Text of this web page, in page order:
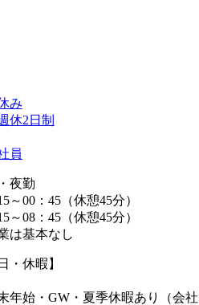
み
休2日制
員
夜勤
～00：45（休憩45分）
～08：45（休憩45分）
は基本なし
・休暇】
年始・GW・夏季休暇あり（会社